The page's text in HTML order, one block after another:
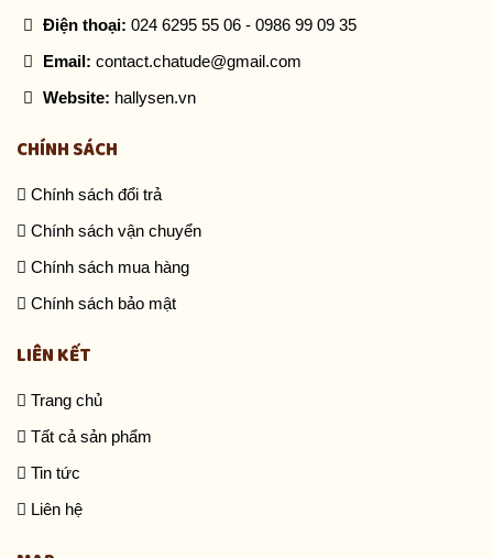
Điện thoại: 024 6295 55 06 - 0986 99 09 35
Email: contact.chatude@gmail.com
Website: hallysen.vn
CHÍNH SÁCH
Chính sách đổi trả
Chính sách vận chuyển
Chính sách mua hàng
Chính sách bảo mật
LIÊN KẾT
Trang chủ
Tất cả sản phẩm
Tin tức
Liên hệ